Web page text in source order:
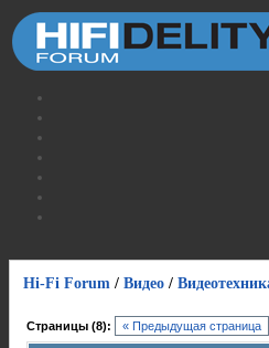
Hi-Fi Forum / Видео /
Страницы (8): « Предыдущая страница